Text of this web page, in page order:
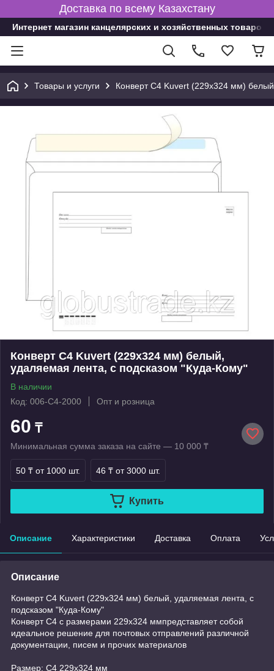
Доставка по всему Казахстану
Интернет магазин канцелярских и хозяйственных товаров
Товары и услуги Конверт С4 Kuvert (229х324 мм)
Конверт С4 Kuvert (229х324 мм) белый,
удаляемая лента, с подсказом "Куда-Кому"
В наличии
Код: 006-С4-2000
Опт и розница
60 ₸
Минимальная сумма заказа на сайте — 10 000 ₸
50 ₸ от 1000 шт. 46 ₸ от 3000 шт.
Купить
Описание Характеристики Доставка Оплата
Описание
Конверт С4 Kuvert (229х324 мм) белый, удаляемая лента, с
подсказом "Куда-Кому"
Конверт С4 с размерами 229х324 ммпредставляет собой
идеальное решение для почтовых отправлений различной
документации, писем и прочих материалов
Размер: С4 229х324 мм